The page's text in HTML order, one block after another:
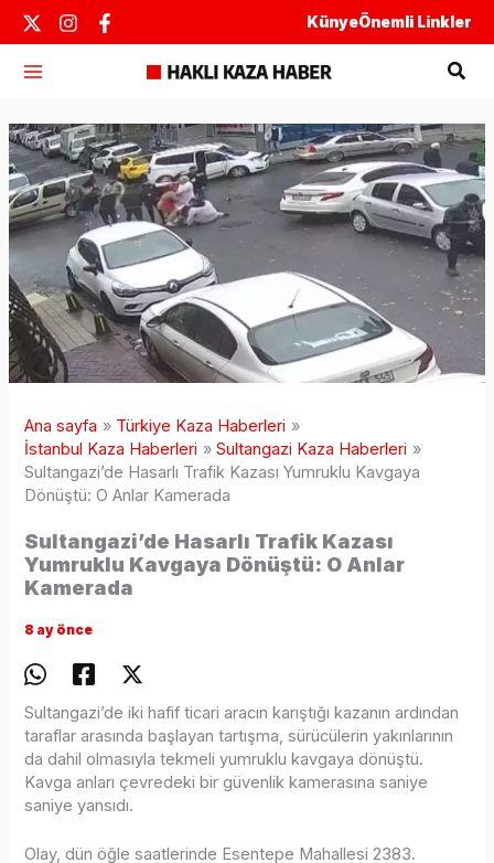
İçeriğe
atla
KünyeÖnemli Linkler
Ana sayfa
Türkiye Kaza Haberleri
İstanbul Kaza Haberleri
Sultangazi Kaza Haberleri
Sultangazi’de Hasarlı Trafik Kazası Yumruklu Kavgaya
Dönüştü: O Anlar Kamerada
Sultangazi’de Hasarlı Trafik Kazası
Yumruklu Kavgaya Dönüştü: O Anlar
Kamerada
8 ay önce
Sultangazi’de iki hafif ticari aracın karıştığı kazanın ardından
taraflar arasında başlayan tartışma, sürücülerin yakınlarının
da dahil olmasıyla tekmeli yumruklu kavgaya dönüştü.
Kavga anları çevredeki bir güvenlik kamerasına saniye
saniye yansıdı.
Olay, dün öğle saatlerinde Esentepe Mahallesi 2383.